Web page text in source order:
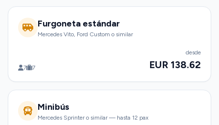
Furgoneta estándar
Mercedes Vito, Ford Custom o similar
7 7
desde
EUR 138.62
Minibús
Mercedes Sprinter o similar — hasta 12 pax